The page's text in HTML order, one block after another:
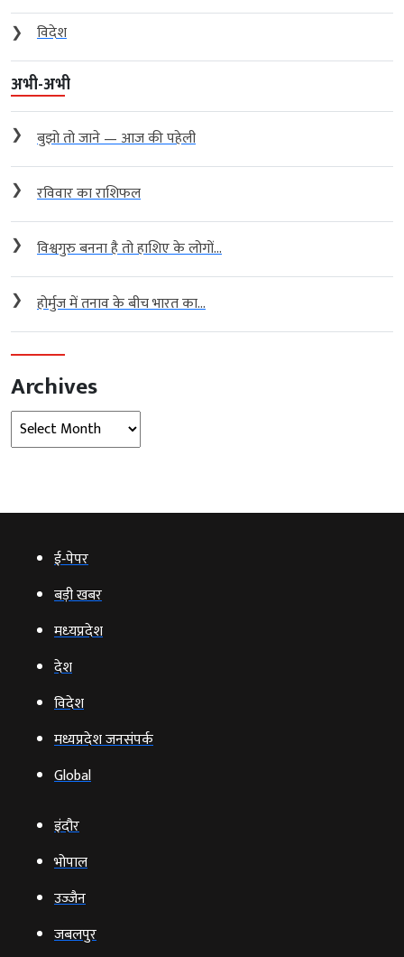
❯
विदेश
अभी-अभी
❯ बुझो तो जाने — आज की पहेली
❯ रविवार का राशिफल
❯ विश्वगुरु बनना है तो हाशिए के लोगों...
❯ होर्मुज में तनाव के बीच भारत का...
Archives
Archives
ई‑पेपर
बड़ी खबर
मध्‍यप्रदेश
देश
विदेश
मध्यप्रदेश जनसंपर्क
Global
इंदौर
भोपाल
उज्‍जैन
जबलपुर